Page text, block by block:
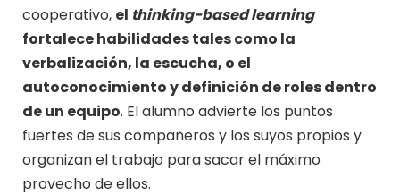
cooperativo, el thinking-based learning
fortalece habilidades tales como la
verbalización, la escucha, o el
autoconocimiento y definición de roles dentro
de un equipo. El alumno advierte los puntos
fuertes de sus compañeros y los suyos propios y
organizan el trabajo para sacar el máximo
provecho de ellos.